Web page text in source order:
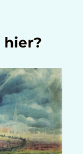
hier?